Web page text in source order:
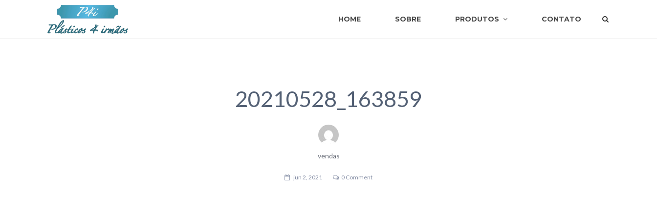
HOME SOBRE PRODUTOS CONTATO
20210528_163859
vendas
jun 2, 2021 0 Comment